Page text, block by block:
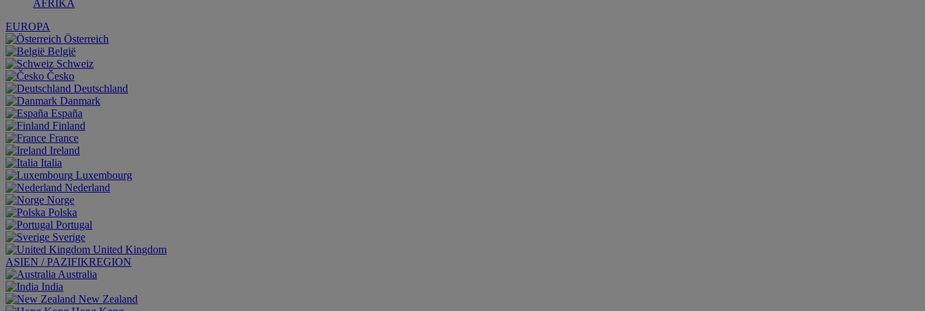
AFRIKA
EUROPA
Österreich
België
Schweiz
Česko
Deutschland
Danmark
España
Finland
France
Ireland
Italia
Luxembourg
Nederland
Norge
Polska
Portugal
Sverige
United Kingdom
ASIEN / PAZIFIKREGION
Australia
India
New Zealand